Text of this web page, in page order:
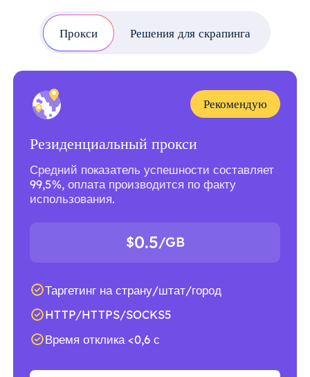
Прокси Решения для скрапинга
Рекомендую
Резиденциальный прокси
Средний показатель успешности составляет
99,5%, оплата производится по факту
использования.
$0.5/GB
Таргетинг на страну/штат/город
HTTP/HTTPS/SOCKS5
Время отклика <0,6 с